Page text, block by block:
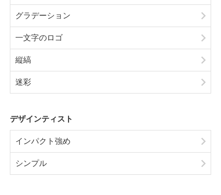
グラデーション
一文字のロゴ
縦縞
迷彩
デザインティスト
インパクト強め
シンプル